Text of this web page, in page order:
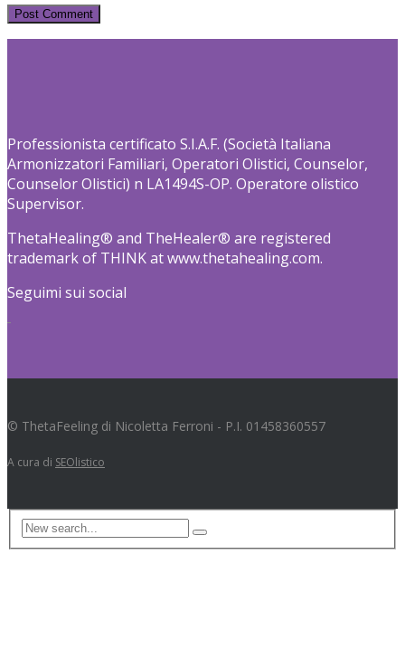
Professionista certificato S.I.A.F. (Società Italiana
Armonizzatori Familiari, Operatori Olistici, Counselor,
Counselor Olistici) n LA1494S-OP. Operatore olistico
Supervisor.
ThetaHealing® and TheHealer® are registered
trademark of THINK at www.thetahealing.com.
Seguimi sui social
© ThetaFeeling di Nicoletta Ferroni - P.I. 01458360557
A cura di SEOlistico